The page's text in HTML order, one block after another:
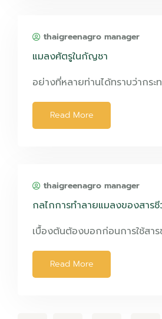
thaigreenagro manager
แมลงศัตรูในกัญชา
อย่างที่หลายท่านได้ทราบว่ากระ
Read More
thaigreenagro manager
กลไกการทำลายแมลงของสาร
เบื้องต้นต้องบอกก่อนการใช้สาร
Read More